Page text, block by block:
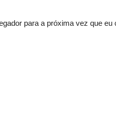
para a próxima vez que eu